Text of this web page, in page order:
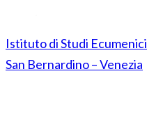
Istituto di Studi Ecumenici
San Bernardino – Venezia